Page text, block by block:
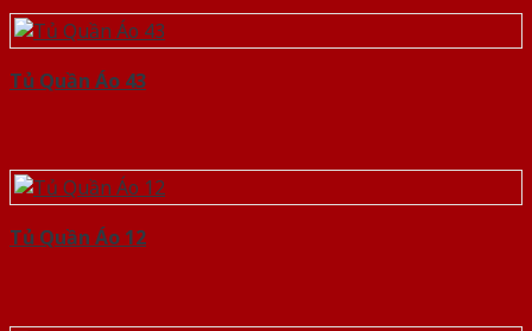
Tủ Quần Áo 43
Tủ Quần Áo 12